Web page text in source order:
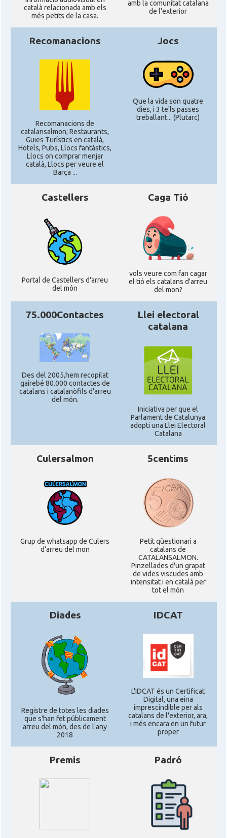
català relacionada amb els
més petits de la casa.
amb la comunitat catalana
de l'exterior
Recomanacions
Recomanacions de
catalansalmon; Restaurants,
Guies Turístics en català,
Hotels, Pubs, Llocs fantàstics,
Llocs on comprar menjar
català, Llocs per veure el
Barça ...
Jocs
Que la vida son quatre
dies, i 3 te'ls passes
treballant... (Plutarc)
Castellers
Portal de Castellers d'arreu
del món
Caga Tió
vols veure com fan cagar
el tió els catalans d'arreu
del mon?
75.000Contactes
Des del 2005,hem recopilat
gairebé 80.000 contactes de
catalans i catalanòfils d'arreu
del món.
Llei electoral
catalana
Iniciativa per que el
Parlament de Catalunya
adopti una Llei Electoral
Catalana
Culersalmon
Grup de whatsapp de Culers
d'arreu del mon
5centims
Petit qüestionari a
catalans de
CATALANSALMON.
Pinzellades d'un grapat
de vides viscudes amb
intensitat i en català per
tot el món
Diades
Registre de totes les diades
que s'han fet públicament
arreu del món, des de l'any
2018
IDCAT
L'IDCAT és un Certificat
Digital, una eina
imprescindible per als
catalans de l'exterior, ara,
i més encara en un futur
proper
Premis Padró